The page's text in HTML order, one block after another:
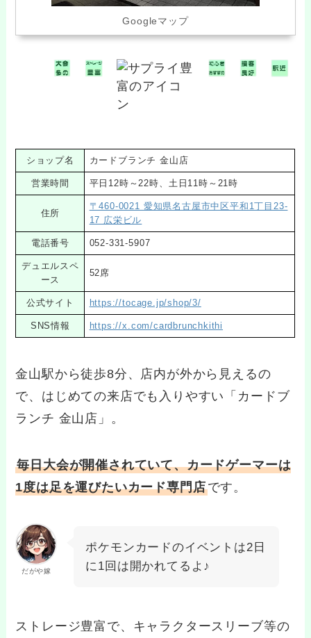
Googleマップ
ショップ名 カードブランチ 金山店
営業時間 平日12時～22時、土日11時～21時
住所
〒460-0021 愛知県名古屋市中区平和1丁目23-
17 広栄ビル
電話番号 052-331-5907
デュエルスペ
ース
52席
公式サイト https://tocage.jp/shop/3/
SNS情報 https://x.com/cardbrunchkithi
金山駅から徒歩8分、店内が外から見えるの
で、はじめての来店でも入りやすい「カードブ
ランチ 金山店」。
毎日大会が開催されていて、カードゲーマーは
1度は足を運びたいカード専門店です。
だがや嫁
ポケモンカードのイベントは2日
に1回は開かれてるよ♪
ストレージ豊富で、キャラクタースリーブ等の